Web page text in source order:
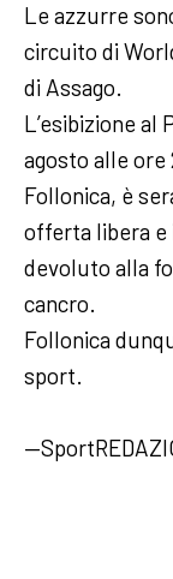
Le azzurre
circuito di
di Assago.
L’esibizione al
agosto alle ore
Follonica, è
offerta libera e
devoluto alla
cancro.
Follonica
sport.